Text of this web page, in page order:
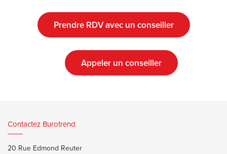
Prendre RDV avec un conseiller
Appeler un conseiller
Contactez Burotrend
20 Rue Edmond Reuter